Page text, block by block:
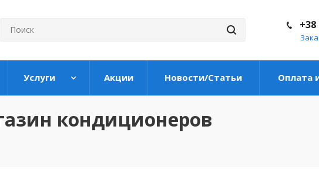
+38
Услуги Акции Новости/Статьи Оплата
кондиционеров